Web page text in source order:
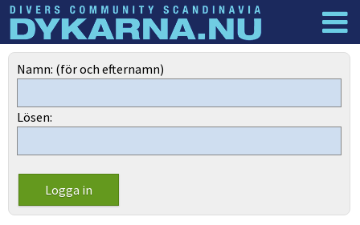
Dyknyheter
Namn: (för och efternamn)
Lösen: